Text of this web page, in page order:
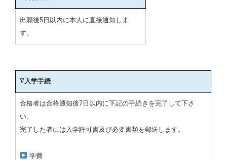
∇合格発表
出願後5日以内に本人に直接通知しま
す。
∇入学手続
∇入学手続
合格者は合格通知後7日以内に下記の手続きを完了して下さ
い。
完了した者には入学許可書及び必要書類を郵送します。
学費